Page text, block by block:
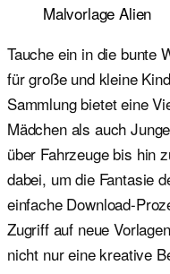
Malvorlage Alien
Tauche ein in die bunte
für große und kleine
Sammlung bietet eine
Mädchen als auch
über Fahrzeuge bis hin
dabei, um die Fantasie
einfache Download-
Zugriff auf neue
nicht nur eine kreative